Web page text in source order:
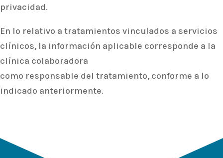
privacidad.
En lo relativo a tratamientos vinculados a servicios
clínicos, la información aplicable corresponde a la
clínica colaboradora
como responsable del tratamiento, conforme a lo
indicado anteriormente.